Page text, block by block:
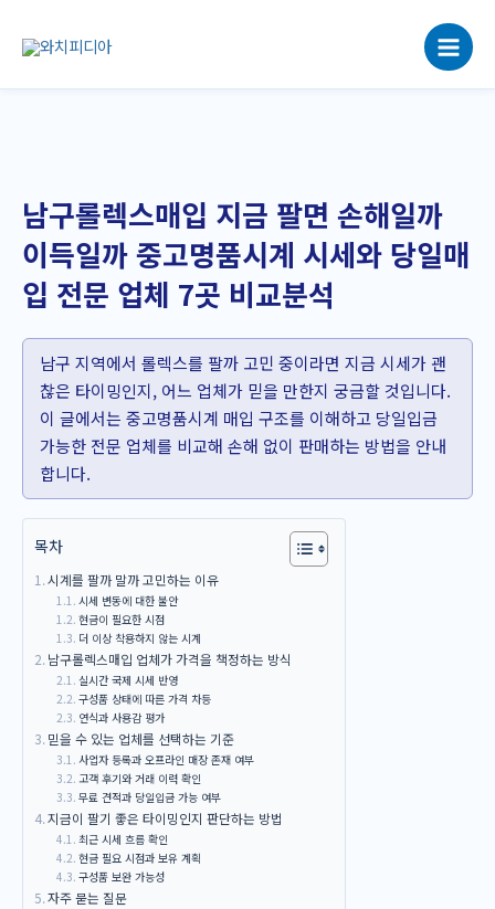
로
남구롤렉스매입 지금 팔면 손해일까
이득일까 중고명품시계 시세와 당일매
입 전문 업체 7곳 비교분석
남구 지역에서 롤렉스를 팔까 고민 중이라면 지금 시세가 괜
찮은 타이밍인지, 어느 업체가 믿을 만한지 궁금할 것입니다.
이 글에서는 중고명품시계 매입 구조를 이해하고 당일입금
가능한 전문 업체를 비교해 손해 없이 판매하는 방법을 안내
합니다.
목차
시계를 팔까 말까 고민하는 이유
시세 변동에 대한 불안
현금이 필요한 시점
더 이상 착용하지 않는 시계
남구롤렉스매입 업체가 가격을 책정하는 방식
실시간 국제 시세 반영
구성품 상태에 따른 가격 차등
연식과 사용감 평가
믿을 수 있는 업체를 선택하는 기준
사업자 등록과 오프라인 매장 존재 여부
고객 후기와 거래 이력 확인
무료 견적과 당일입금 가능 여부
지금이 팔기 좋은 타이밍인지 판단하는 방법
최근 시세 흐름 확인
현금 필요 시점과 보유 계획
구성품 보완 가능성
자주 묻는 질문